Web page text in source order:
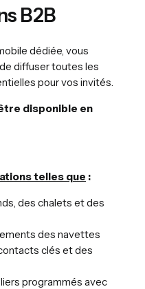
B2B
dédiée, vous
diffuser toutes les
pour vos invités.
disponible en
telles que :
des chalets et des
des navettes
clés et des
programmés avec